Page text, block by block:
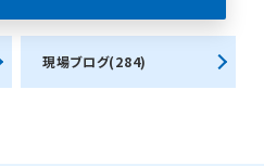
現場ブログ(284)